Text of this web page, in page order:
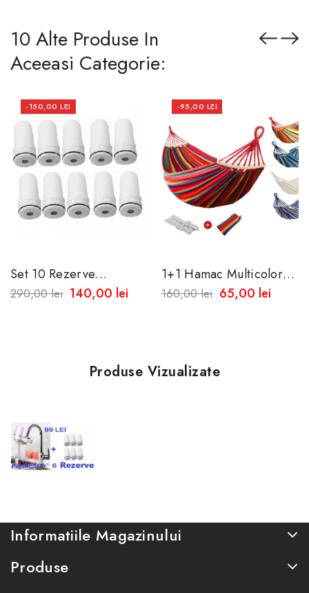
10 Alte Produse In
Aceeasi Categorie:
-150,00 LEI
Set 10 Rezerve
Universale Pentru Filtrul
De Apa
290,00 lei 140,00 lei
-95,00 LEI
1+1 Hamac Multicolor
Din Bumbac Cu Husa De
Transport - Sarcina 140
160,00 lei 65,00 lei
Produse Vizualizate
Informatiile Magazinului
Produse